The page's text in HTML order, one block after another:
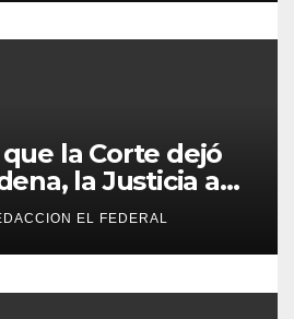
la Corte dejó
la Justicia aún
ni un peso
EL FEDERAL